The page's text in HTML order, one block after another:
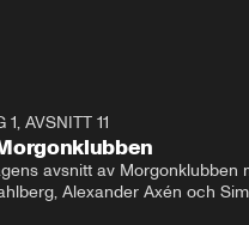
1, AVSNITT 11
avsnitt av Morgonklubben
Alexander Axén och